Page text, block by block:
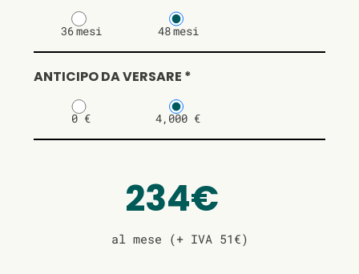
36mesi 48mesi
ANTICIPO DA VERSARE *
0 € 4,000 €
234€
al mese (+ IVA 51€)